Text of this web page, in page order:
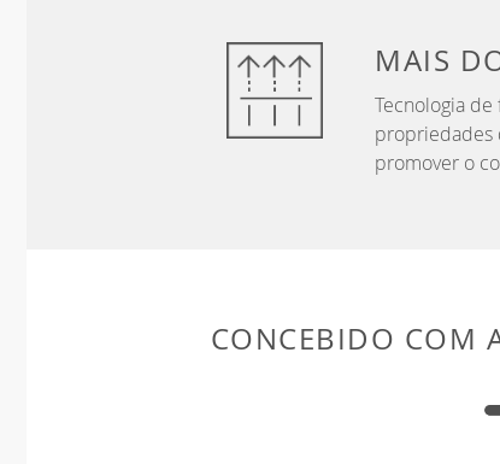
MAIS
Tecnologia
propriedades
promover o
CONCEBIDO COM